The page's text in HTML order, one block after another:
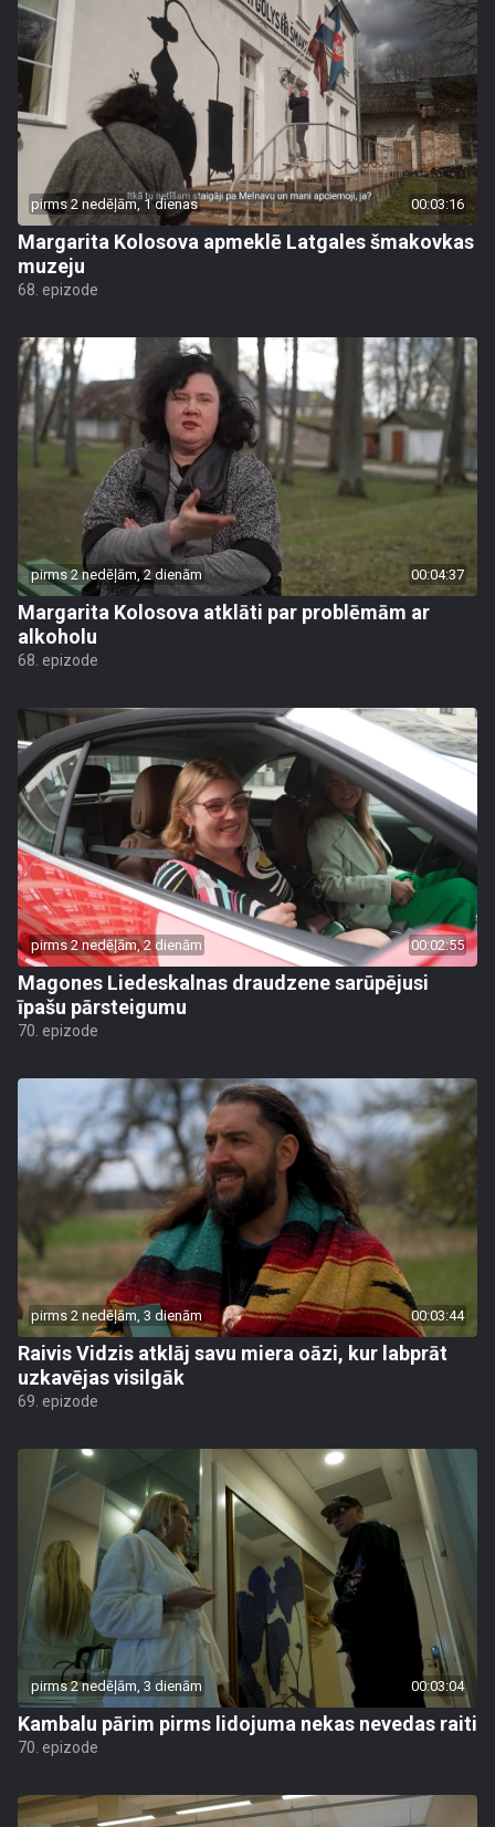
pirms 2 nedēļām, 1 dienas 00:03:16
Margarita Kolosova apmeklē Latgales šmakovkas
muzeju
68. epizode
pirms 2 nedēļām, 2 dienām 00:04:37
Margarita Kolosova atklāti par problēmām ar
alkoholu
68. epizode
pirms 2 nedēļām, 2 dienām 00:02:55
Magones Liedeskalnas draudzene sarūpējusi
īpašu pārsteigumu
70. epizode
pirms 2 nedēļām, 3 dienām 00:03:44
Raivis Vidzis atklāj savu miera oāzi, kur labprāt
uzkavējas visilgāk
69. epizode
pirms 2 nedēļām, 3 dienām 00:03:04
Kambalu pārim pirms lidojuma nekas nevedas raiti
70. epizode